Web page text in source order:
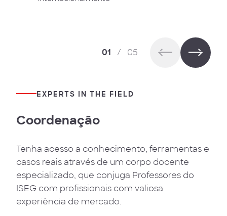
01 / 05
EXPERTS IN THE FIELD
Coordenação
Tenha acesso a conhecimento, ferramentas e
casos reais através de um corpo docente
especializado, que conjuga Professores do
ISEG com profissionais com valiosa
experiência de mercado.